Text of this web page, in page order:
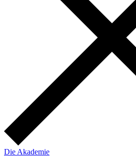
Die Akademie